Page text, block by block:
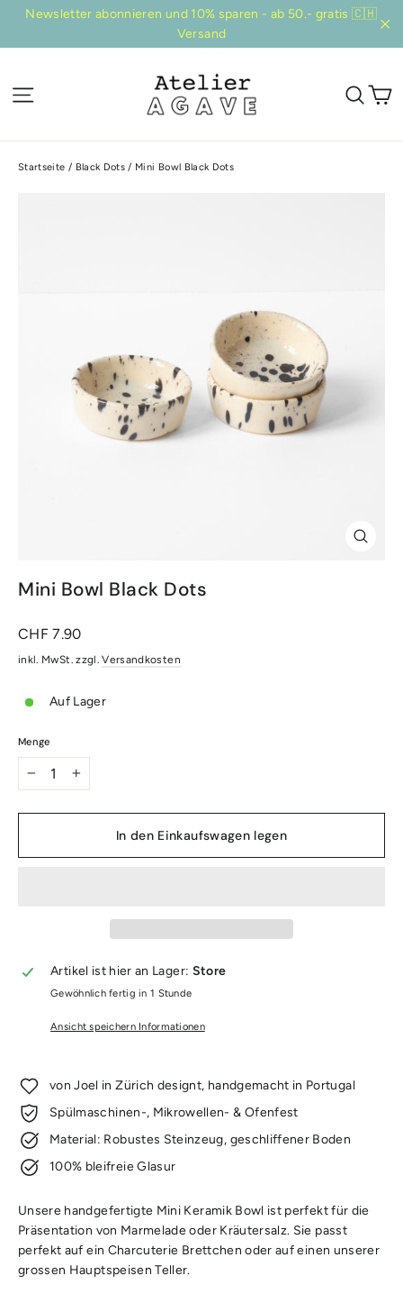
Direkt
Inhalt
Newsletter abonnieren und 10% sparen - ab 50.- gratis 🇨🇭
Versand
Seitennavigation
Startseite / Black Dots / Mini Bowl Black Dots
Mini Bowl Black Dots
Normaler
CHF 7.90
inkl. MwSt. zzgl.Versandkosten
Auf Lager
Menge
+
In den Einkaufswagen legen
Artikel ist hier an Lager: Store
Gewöhnlich fertig in 1 Stunde
Ansicht speichern Informationen
von Joel in Zürich designt, handgemacht in Portugal
Spülmaschinen-, Mikrowellen- & Ofenfest
Material: Robustes Steinzeug, geschliffener Boden
100% bleifreie Glasur
Unsere handgefertigte Mini Keramik Bowl ist perfekt für die
Präsentation von Marmelade oder Kräutersalz. Sie passt
perfekt auf ein Charcuterie Brettchen oder auf einen unserer
grossen Hauptspeisen Teller.